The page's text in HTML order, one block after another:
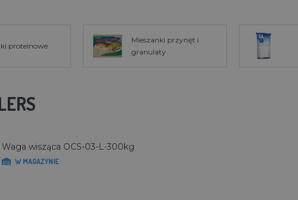
proteinowe
Mieszanki przynęt i
granulaty
Waga wisząca OCS-03-L-300kg
W MAGAZYNIE